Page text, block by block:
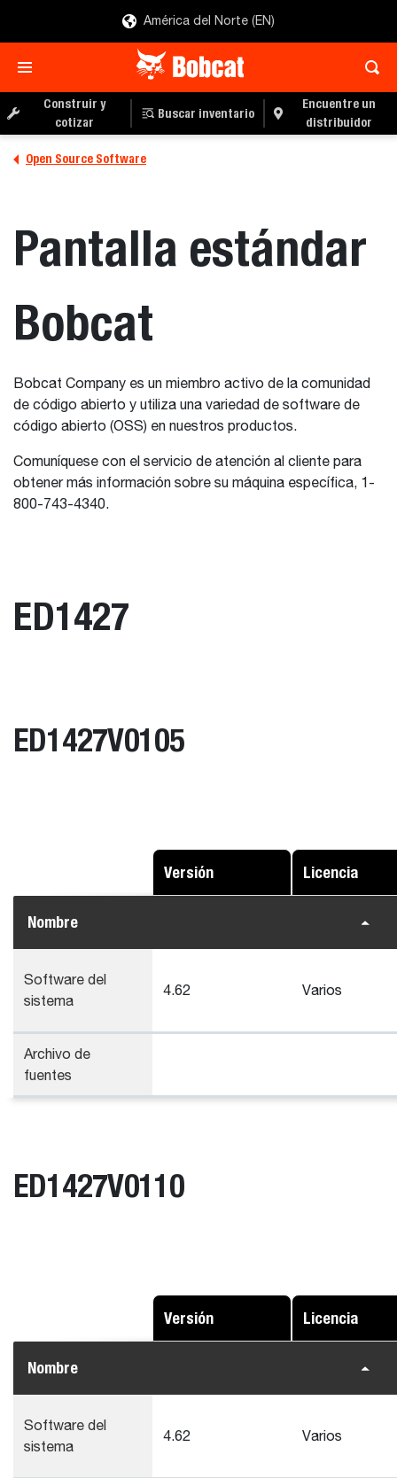
América del Norte (EN)
Construir y
cotizar
Buscar inventario
Encuentre un
distribuidor
Open Source Software
Pantalla estándar
Bobcat
Bobcat Company es un miembro activo de la comunidad
de código abierto y utiliza una variedad de software de
código abierto (OSS) en nuestros productos.
Comuníquese con el servicio de atención al cliente para
obtener más información sobre su máquina específica, 1-
800-743-4340.
ED1427
ED1427V0105
Versión Licencia
Nombre
Software del
sistema
4.62 Varios
Archivo de
fuentes
ED1427V0110
Versión Licencia
Nombre
Software del
sistema
4.62 Varios